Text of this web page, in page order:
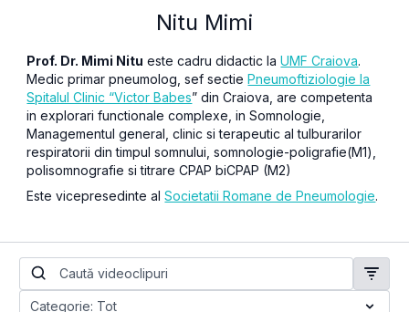
Nitu Mimi
Prof. Dr. Mimi Nitu este cadru didactic laUMF Craiova.
Medic primar pneumolog, sef sectiePneumoftiziologie la
Spitalul Clinic “Victor Babes” din Craiova, are competenta
in explorari functionale complexe, in Somnologie,
Managementul general, clinic si terapeutic al tulburarilor
respiratorii din timpul somnului, somnologie-poligrafie(M1),
polisomnografie si titrare CPAP biCPAP (M2)
Este vicepresedinte alSocietatii Romane de Pneumologie.